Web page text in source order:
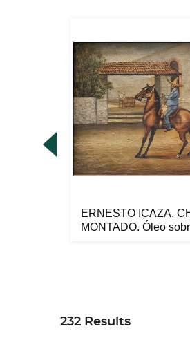
ERNESTO ICAZA.
MONTADO. Óleo
232 Results